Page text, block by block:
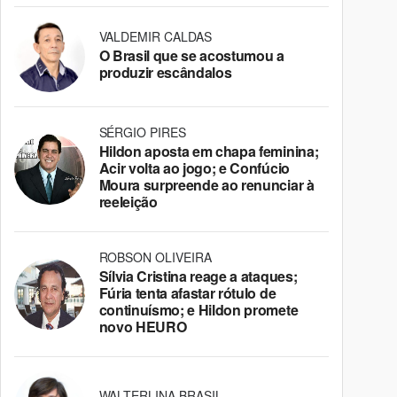
VALDEMIR CALDAS
O Brasil que se acostumou a
produzir escândalos
SÉRGIO PIRES
Hildon aposta em chapa feminina;
Acir volta ao jogo; e Confúcio
Moura surpreende ao renunciar à
reeleição
ROBSON OLIVEIRA
Sílvia Cristina reage a ataques;
Fúria tenta afastar rótulo de
continuísmo; e Hildon promete
novo HEURO